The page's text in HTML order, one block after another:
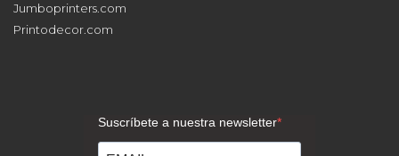
Jumboprinters.com
Printodecor.com